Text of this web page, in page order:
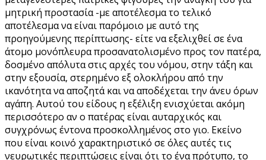
μητρική προστασία -με αποτέλεσμα το τελικό
αποτέλεσμα να είναι παρόμοιο με αυτό της
προηγούμενης περίπτωσης- είτε να εξελιχθεί σε ένα
άτομο μονόπλευρα προσανατολισμένο προς τον πατέρα,
δοσμένο απόλυτα στις αρχές του νόμου, στην τάξη και
στην εξουσία, στερημένο εξ ολοκλήρου από την
ικανότητα να αποζητά και να αποδέχεται την άνευ όρων
αγάπη. Αυτού του είδους η εξέλιξη ενισχύεται ακόμη
περισσότερο αν ο πατέρας είναι αυταρχικός και
συγχρόνως έντονα προσκολλημένος στο γιο. Εκείνο
που είναι κοινό χαρακτηριστικό σε όλες αυτές τις
νευρωτικές περιπτώσεις είναι ότι το ένα πρότυπο, το